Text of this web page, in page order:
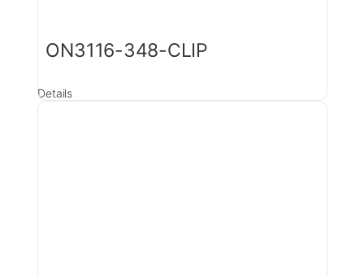
ON3116-348-CLIP
Details